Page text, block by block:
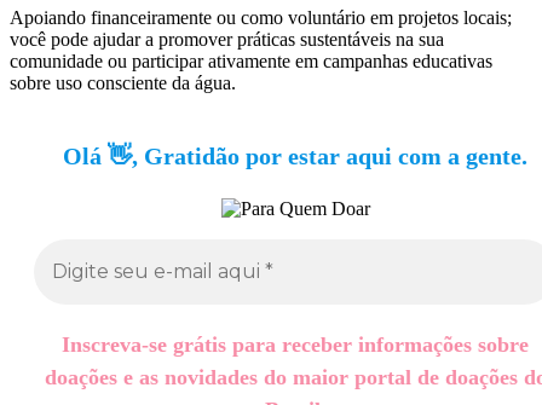
Apoiando financeiramente ou como voluntário em projetos locais;
você pode ajudar a promover práticas sustentáveis na sua
comunidade ou participar ativamente em campanhas educativas
sobre uso consciente da água.
Olá 👋, Gratidão por estar aqui com a gente.
Inscreva-se grátis para receber informações sobre
doações e as novidades do maior portal de doações